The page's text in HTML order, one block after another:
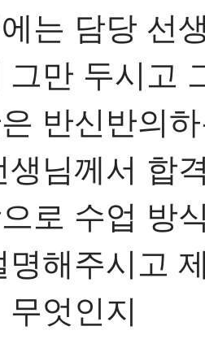
는 담당 선
그만 두시고
반신반의
생님께서 합
로 수업 방
명해주시고
무엇인지